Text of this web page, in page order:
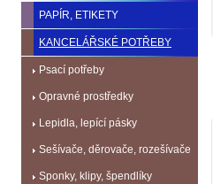
PAPÍR, ETIKETY
KANCELÁŘSKÉ POTŘEBY
Psací potřeby
Opravné prostředky
Lepidla, lepící pásky
Sešívače, děrovače, rozešívače
Sponky, klipy, špendlíky